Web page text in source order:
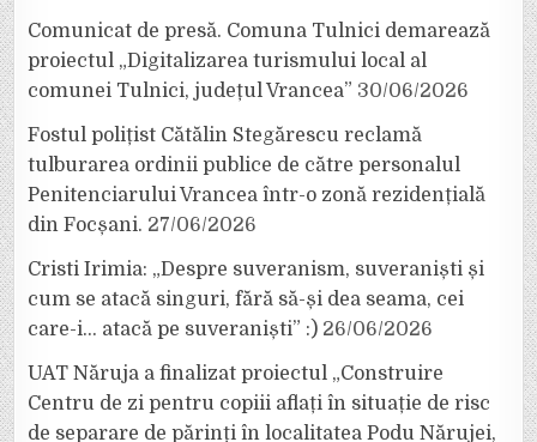
Comunicat de presă. Comuna Tulnici demarează
proiectul „Digitalizarea turismului local al
comunei Tulnici, județul Vrancea” 30/06/2026
Fostul polițist Cătălin Stegărescu reclamă
tulburarea ordinii publice de către personalul
Penitenciarului Vrancea într-o zonă rezidențială
din Focșani. 27/06/2026
Cristi Irimia: „Despre suveranism, suveraniști și
cum se atacă singuri, fără să-și dea seama, cei
care-i… atacă pe suveraniști” :) 26/06/2026
UAT Năruja a finalizat proiectul „Construire
Centru de zi pentru copiii aflați în situație de risc
de separare de părinți în localitatea Podu Nărujei,